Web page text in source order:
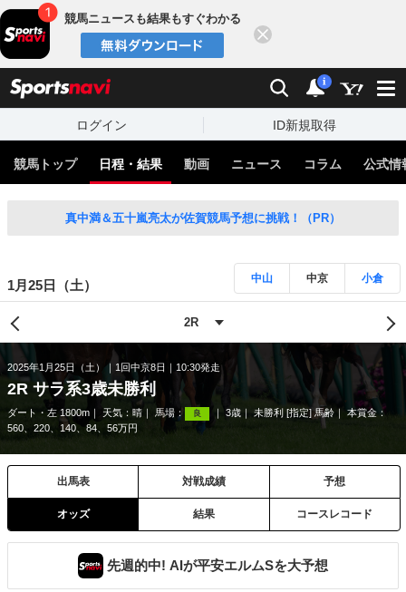
競馬ニュースも結果もすぐわかる
検索 通知
i
ログイン ID新規取得
競馬トップ 日程・結果 動画 ニュース コラム 公式情
真中満＆五十嵐亮太が佐賀競馬予想に挑戦！（PR）
1月25日（土） 中山 中京 小倉
2025年1月25日（土） 1回中京8日 10:30発走
2R サラ系3歳未勝利
ダート・左 1800m 天気： 晴 馬場： 良 3歳 未勝利 [指定] 馬齢
本賞金：
560、220、140、84、56万円
出馬表 対戦成績 予想
オッズ 結果 コースレコード
先週的中! AIが平安エルムSを大予想